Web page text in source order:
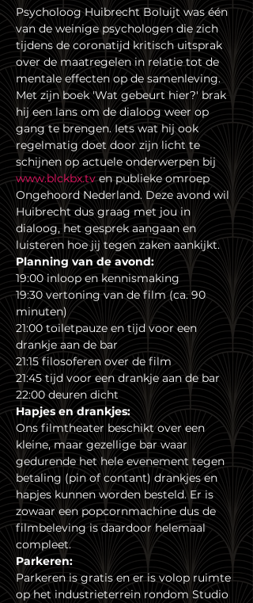
Psycholoog Huibrecht Boluijt was één
van de weinige psychologen die zich
tijdens de coronatijd kritisch uitsprak
over de maatregelen in relatie tot de
mentale effecten op de samenleving.
Met zijn boek 'Wat gebeurt hier?' brak
hij een lans om de dialoog weer op
gang te brengen. Iets wat hij ook
regelmatig doet door zijn licht te
schijnen op actuele onderwerpen bij
www.blckbx.tv en publieke omroep
Ongehoord Nederland. Deze avond wil
Huibrecht dus graag met jou in
dialoog, het gesprek aangaan en
luisteren hoe jij tegen zaken aankijkt.
Planning van de avond:
19:00 inloop en kennismaking
19:30 vertoning van de film (ca. 90
minuten)
21:00 toiletpauze en tijd voor een
drankje aan de bar
21:15 filosoferen over de film
21:45 tijd voor een drankje aan de bar
22:00 deuren dicht
Hapjes en drankjes:
Ons filmtheater beschikt over een
kleine, maar gezellige bar waar
gedurende het hele evenement tegen
betaling (pin of contant) drankjes en
hapjes kunnen worden besteld. Er is
zowaar een popcornmachine dus de
filmbeleving is daardoor helemaal
compleet.
Parkeren:
Parkeren is gratis en er is volop ruimte
op het industrieterrein rondom Studio